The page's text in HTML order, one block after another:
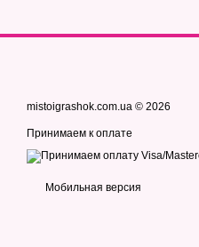
mistoigrashok.com.ua © 2026
Принимаем к оплате
Мобильная версия